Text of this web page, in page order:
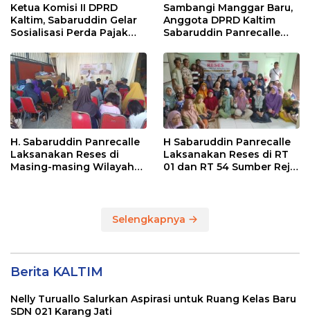
Ketua Komisi II DPRD
Kaltim, Sabaruddin Gelar
Sosialisasi Perda Pajak
Sepinggan Raya
Balikpapan
Sambangi Manggar Baru,
Anggota DPRD Kaltim
Sabaruddin Panrecalle
Balikpapan
H. Sabaruddin Panrecalle
Laksanakan Reses di
Masing-masing Wilayah
H Sabaruddin Panrecalle
Laksanakan Reses di RT
01 dan RT 54 Sumber Rejo
Selengkapnya
Berita KALTIM
Nelly Turuallo Salurkan Aspirasi untuk Ruang Kelas Baru
SDN 021 Karang Jati